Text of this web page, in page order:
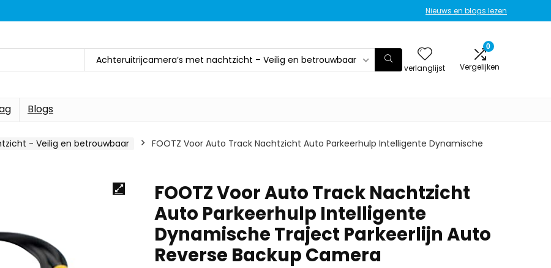
Nieuws en blogs lezen
Achteruitrijcamera’s met nachtzicht – Veilig en betrouwbaar
verlanglijst
0
Vergelijken
Blogs
- Veilig en betrouwbaar
FOOTZ Voor Auto Track Nachtzicht Auto Parkeerhulp Intelligente Dynamische
FOOTZ Voor Auto Track Nachtzicht
Auto Parkeerhulp Intelligente
Dynamische Traject Parkeerlijn Auto
Reverse Backup Camera